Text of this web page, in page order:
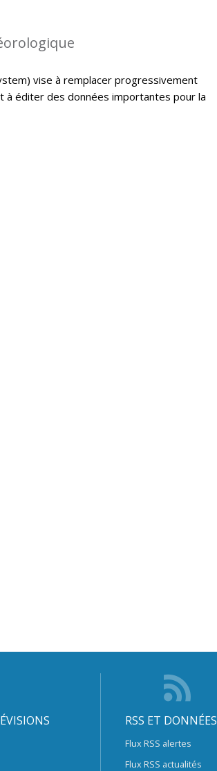
vise à remplacer progressivement
à éditer des données importantes pour la
RSS ET DONNÉES
Flux RSS alertes
Flux RSS actualités